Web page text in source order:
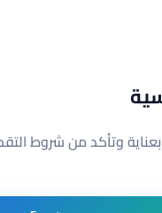
بعناية وتأكد من شروط